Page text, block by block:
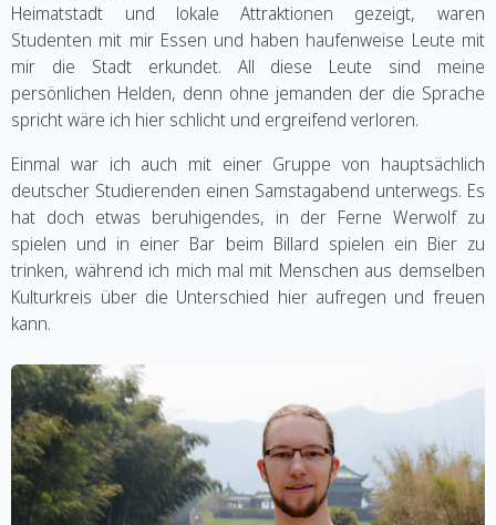
Heimatstadt und lokale Attraktionen gezeigt, waren
Studenten mit mir Essen und haben haufenweise Leute mit
mir die Stadt erkundet. All diese Leute sind meine
persönlichen Helden, denn ohne jemanden der die Sprache
spricht wäre ich hier schlicht und ergreifend verloren.
Einmal war ich auch mit einer Gruppe von hauptsächlich
deutscher Studierenden einen Samstagabend unterwegs. Es
hat doch etwas beruhigendes, in der Ferne Werwolf zu
spielen und in einer Bar beim Billard spielen ein Bier zu
trinken, während ich mich mal mit Menschen aus demselben
Kulturkreis über die Unterschied hier aufregen und freuen
kann.